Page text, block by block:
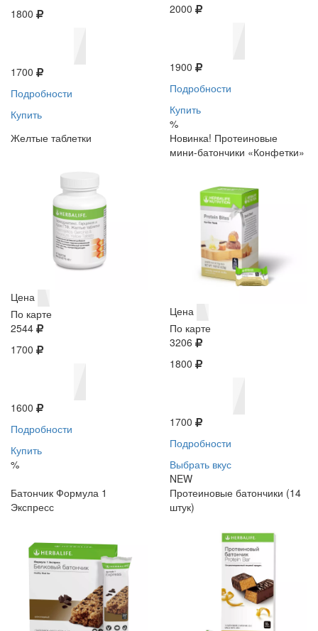
1800
1700
Подробности
Купить
2000
1900
Подробности
Купить
%
Желтые таблетки
Цена
По карте
2544
1700
1600
Подробности
Купить
%
Новинка! Протеиновые
мини-батончики «Конфетки»
Цена
По карте
3206
1800
1700
Подробности
Выбрать вкус
NEW
Батончик Формула 1
Экспресс
Протеиновые батончики (14
штук)